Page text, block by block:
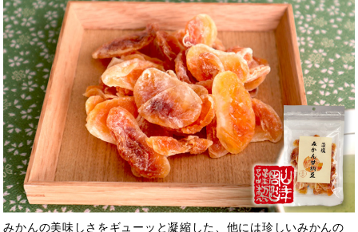
みかんの美味しさをギューッと凝縮した、他には珍しいみかんの